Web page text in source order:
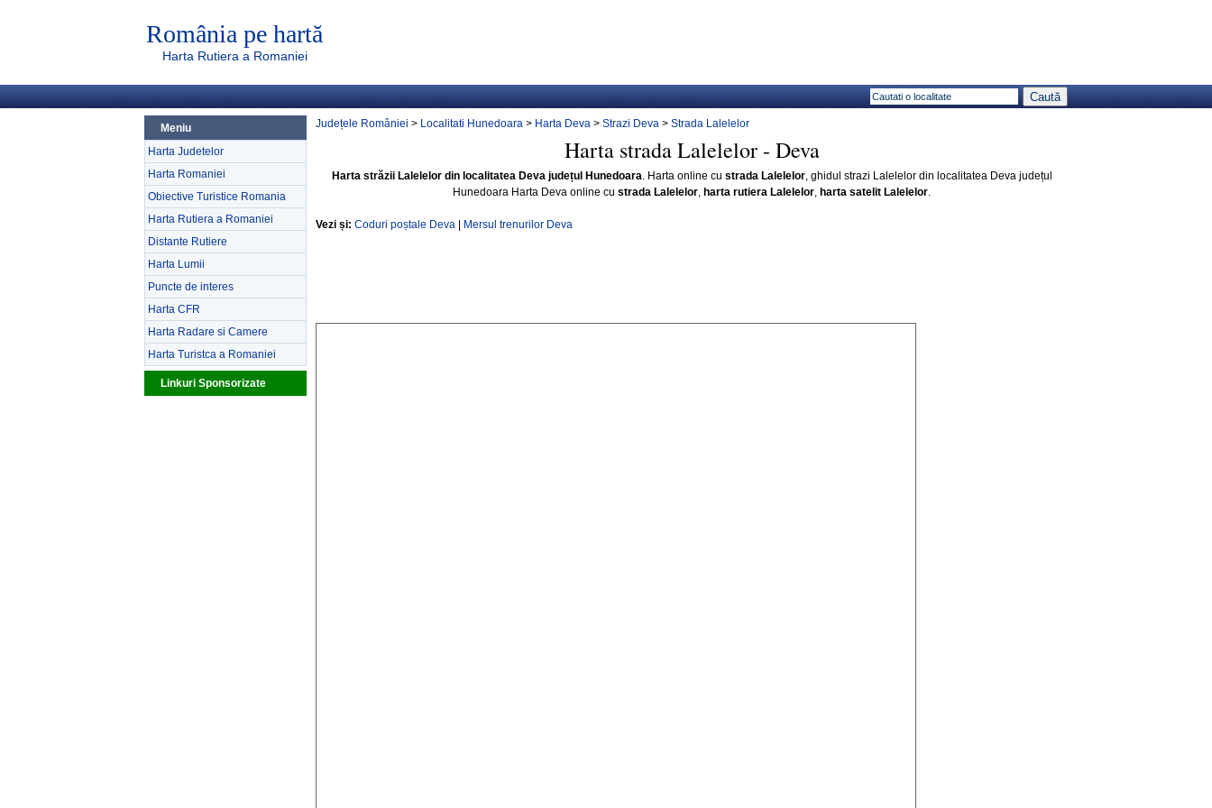
România pe hartă
Harta Rutiera a Romaniei
Meniu
Harta Judetelor
Harta Romaniei
Obiective Turistice Romania
Harta Rutiera a Romaniei
Distante Rutiere
Harta Lumii
Puncte de interes
Harta CFR
Harta Radare si Camere
Harta Turistca a Romaniei
Linkuri Sponsorizate
Județele României > Localitati Hunedoara > Harta Deva > Strazi Deva > Strada Lalelelor
Harta strada Lalelelor - Deva
Harta străzii Lalelelor din localitatea Deva județul Hunedoara. Harta online cu strada Lalelelor, ghidul strazi Lalelelor din localitatea Deva județul
Hunedoara Harta Deva online cu strada Lalelelor, harta rutiera Lalelelor, harta satelit Lalelelor.
Vezi și: Coduri poștale Deva Mersul trenurilor Deva